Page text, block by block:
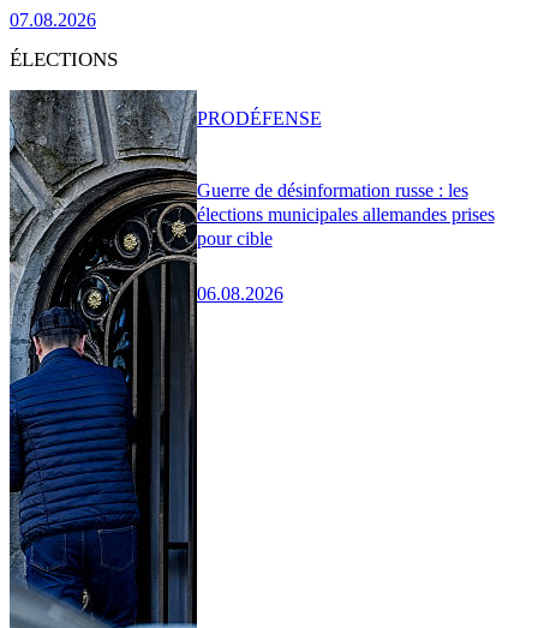
07.08.2026
ÉLECTIONS
Guerre de désinformation russe : les
élections municipales allemandes prises
pour cible
06.08.2026
PRODÉFENSE